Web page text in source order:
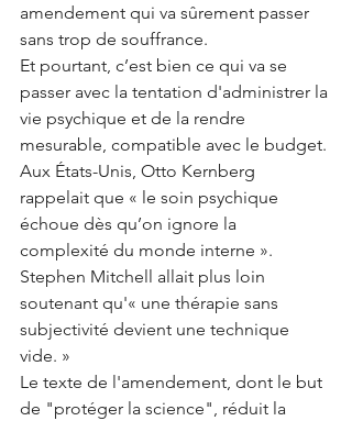
amendement qui va sûrement passer
sans trop de souffrance.
Et pourtant, c’est bien ce qui va se
passer avec la tentation d'administrer la
vie psychique et de la rendre
mesurable, compatible avec le budget.
Aux États-Unis, Otto Kernberg
rappelait que « le soin psychique
échoue dès qu’on ignore la
complexité du monde interne ».
Stephen Mitchell allait plus loin
soutenant qu'« une thérapie sans
subjectivité devient une technique
vide. »
Le texte de l'amendement, dont le but
de "protéger la science", réduit la